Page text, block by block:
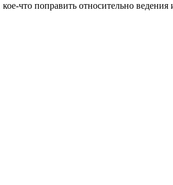
что поправить относительно